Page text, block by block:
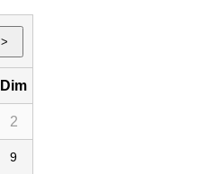
>
Dim
2
9